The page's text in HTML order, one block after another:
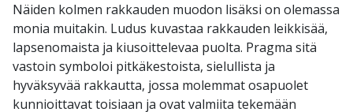
Näiden kolmen rakkauden muodon lisäksi on olemassa
monia muitakin. Ludus kuvastaa rakkauden leikkisää,
lapsenomaista ja kiusoittelevaa puolta. Pragma sitä
vastoin symboloi pitkäkestoista, sielullista ja
hyväksyvää rakkautta, jossa molemmat osapuolet
kunnioittavat toisiaan ja ovat valmiita tekemään